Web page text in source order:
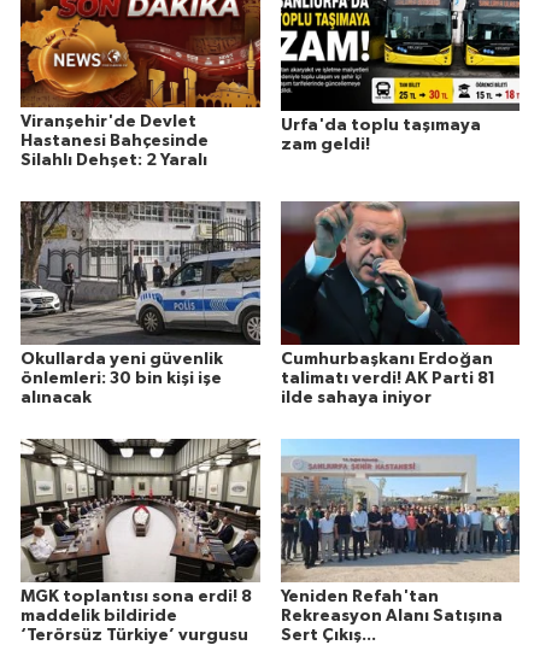
Viranşehir'de Devlet
Hastanesi Bahçesinde
Silahlı Dehşet: 2 Yaralı
Urfa'da toplu taşımaya
zam geldi!
Okullarda yeni güvenlik
önlemleri: 30 bin kişi işe
alınacak
Cumhurbaşkanı Erdoğan
talimatı verdi! AK Parti 81
ilde sahaya iniyor
MGK toplantısı sona erdi! 8
maddelik bildiride
‘Terörsüz Türkiye’ vurgusu
Yeniden Refah'tan
Rekreasyon Alanı Satışına
Sert Çıkış...